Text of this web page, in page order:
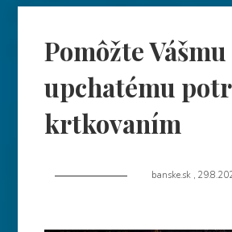
Pomôžte Vášmu
upchatému
krtkovaním
banske.sk ,